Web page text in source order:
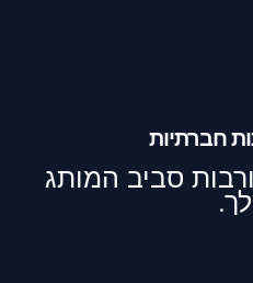
חברתיות
סביב המותג